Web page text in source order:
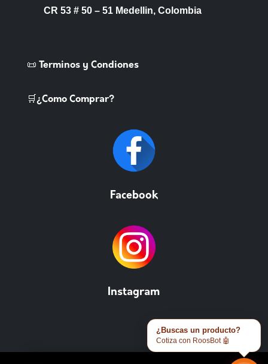
CR 53 # 50 – 51 Medellin, Colombia
📜 Terminos y Condiones
🛒¿Como Comprar?
Facebook
Instagram
¿Buscas un producto?
Cotiza con RoosBot 🤖